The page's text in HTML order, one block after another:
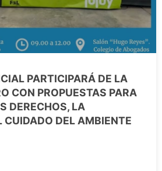
PARTICIPARÁ DE LA
CON PROPUESTAS PARA
DERECHOS, LA
CUIDADO DEL AMBIENTE